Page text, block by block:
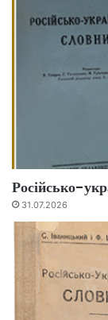
Російсько-
31.07.2026